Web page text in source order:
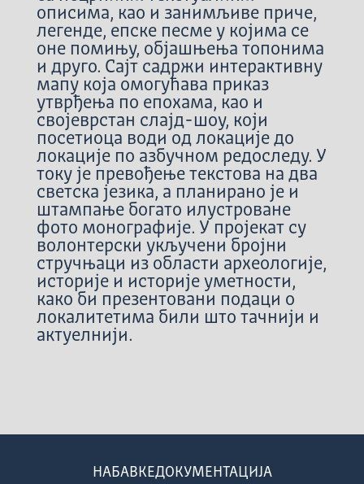
описима, као и занимљиве приче,
легенде, епске песме у којима се
оне помињу, објашњења топонима
и друго. Сајт садржи интерактивну
мапу која омогућава приказ
утврђења по епохама, као и
својеврстан слајд-шоу, који
посетиоца води од локације до
локације по азбучном редоследу. У
току је превођење текстова на два
светска језика, а планирано је и
штампање богато илустроване
фото монографије. У пројекат су
волонтерски укључени бројни
стручњаци из области археологије,
историје и историје уметности,
како би презентовани подаци о
локалитетима били што тачнији и
актуелнији.
НАБАВКЕДОКУМЕНТАЦИЈА